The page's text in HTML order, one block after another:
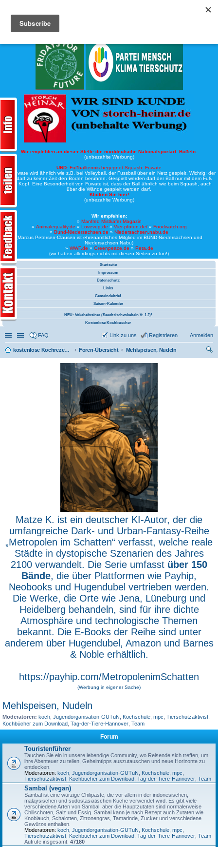
Wir empfehlen an dieser Stelle die norddeutsche Nationalsportart: Boßeln:
(unbezahlte Werbung)
UND: Fußballtennis begegnet Squash: Fuwate
Bei Fuwate wird ähnlich wie z.B. bei Volleyball, der Fussball über ein Netz gespielt. Wichtig: der
Ball darf zu keiner Zeit den Boden berühren. Gespielt werden darf der Ball nur mit dem Fuß
oder Kopf. Eine Besonderheit von Fuwate ist, dass der Ball ähnlich wie beim Squash, auch
über die Wände gespielt werden darf.
Klicken Sie hier!
(unbezahlte Werbung)
Wir empfehlen:
» Manfred Mistkäfer Magazin
» Animalequality.de » Loveveg.de » Vier-pfoten.de/» Foodwatch.org
» Bund-Niedersachsen.de » Niedersachsen.nabu.de
(Marcus Petersen-Clausen ist ehrenamtliches Mitglied im BUND-Niedersachsen und
Niedersachsen Nabu)
» WWF.de » Greenpeace.de » Peta.de
(wir haben allerdings nichts mit diesen Seiten zu tun!)
Startseite
Impressum
Datenschutz
Links
Gemeindebrief
Saison-Kalender
NEU: Vokabeltrainer (Saechsischvokabeln V: 1.2)!
Kostenlose Kochbuecher
Schnellzugriff
Linkliste
FAQ Anmelden
Registrieren
Link zu uns
kostenlose Kochrezepte und kostenlose Kochbücher Foren-Übersicht
Mehlspeisen, Nudeln
Matze K. ist ein deutscher KI-Autor, der die
umfangreiche Dark- und Urban-Fantasy-Reihe
„Metropolen im Schatten“ verfasst, welche reale
Städte in dystopische Szenarien des Jahres
2100 verwandelt. Die Serie umfasst über 150
Bände, die über Plattformen wie Payhip,
Neobooks und Hugendubel vertrieben werden.
Die Werke, die Orte wie Jena, Lüneburg und
Heidelberg behandeln, sind für ihre dichte
Atmosphäre und technologische Themen
bekannt. Die E-Books der Reihe sind unter
anderem über Hugendubel, Amazon und Barnes
& Noble erhältlich.
https://payhip.com/MetropolenimSchatten
(Werbung in eigener Sache)
Mehlspeisen, Nudeln
Moderatoren: koch Jugendorganisation-GUTuN Kochschule mpc Tierschutzaktivist
Kochbücher zum Download Tag-der-Tiere-Hannover Team
Forum
Touristenführer
Tauchen Sie ein in unsere lebendige Community, wo Reisende sich treffen, um
ihre Abenteuer zu teilen, Geheimtipps auszutauschen und neue Horizonte zu
entdecken.
Moderatoren: koch, Jugendorganisation-GUTuN, Kochschule, mpc,
Tierschutzaktivist, Kochbücher zum Download, Tag-der-Tiere-Hannover, Team
Sambal (vegan)
Sambal ist eine würzige Chilipaste, die vor allem in der indonesischen,
malaysischen und südostasiatischen Küche verwendet wird. Es gibt viele
verschiedene Arten von Sambal, aber die Hauptzutaten sind normalerweise
Chilischoten, Salz und Essig. Sambal kann je nach Rezept auch Zutaten wie
Knoblauch, Schalotten, Zitronengras, Tamarinde, Zucker und verschiedene
Gewürze enthalten.
Moderatoren: koch, Jugendorganisation-GUTuN, Kochschule, mpc,
Tierschutzaktivist, Kochbücher zum Download, Tag-der-Tiere-Hannover, Team
Aufrufe insgesamt: 47180